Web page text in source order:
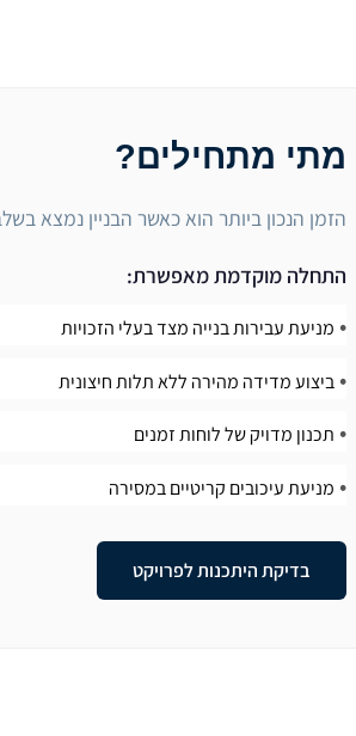
מתי מתחילים?
הזמן הנכון ביותר הוא כאשר הבניין נמצא
התחלה מוקדמת מאפשרת:
• מניעת עבירות בנייה מצד בעלי הזכויות
• ביצוע מדידה מהירה ללא תלותחיצונית
• תכנון מדויק של לוחות זמנים
• מניעת עיכובים קריטיים במסירה
בדיקת היתכנות לפרויקט